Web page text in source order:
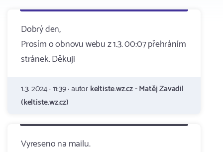
Dobrý den,
Prosím o obnovu webu z 1.3. 00:07 přehráním
stránek. Děkuji
1.3. 2024 · 11:39 · autorkeltiste.wz.cz - Matěj Zavadil
(keltiste.wz.cz)
Vyreseno na mailu.